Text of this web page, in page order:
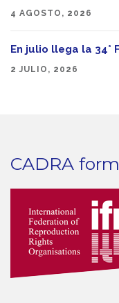
4 AGOSTO, 2026
En julio llega la
2 JULIO, 2026
CADRA